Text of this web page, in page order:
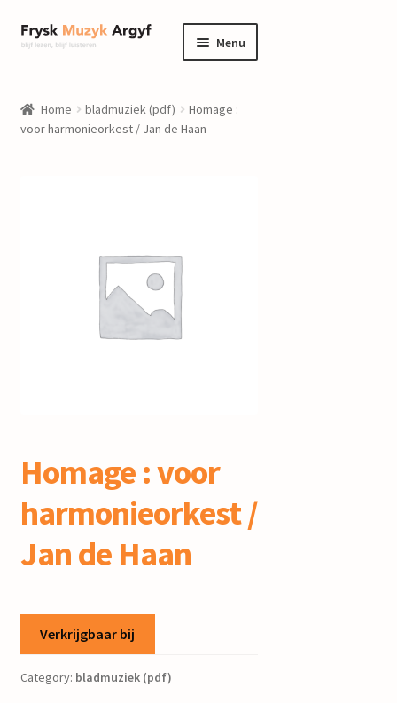
Ga
door
navigatie
Ga
naar
inhoud
Menu
informatie
Home bladmuziek (pdf)
Homage :
voor harmonieorkest / Jan de Haan
Homage : voor
harmonieorkest /
Jan de Haan
Verkrijgbaar bij
Category: bladmuziek (pdf)